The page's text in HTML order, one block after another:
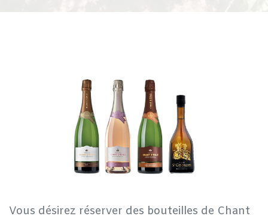
Vous désirez réserver des bouteilles de Chant